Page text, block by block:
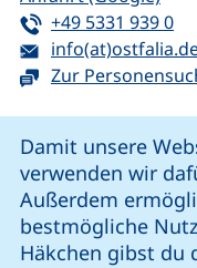
Damit unsere
verwenden wir
Außerdem
bestmögliche
Häkchen gibst du
Tel:
+49 5331 939 0
E-Mail:
Zur
unsere Facebook-
unsere